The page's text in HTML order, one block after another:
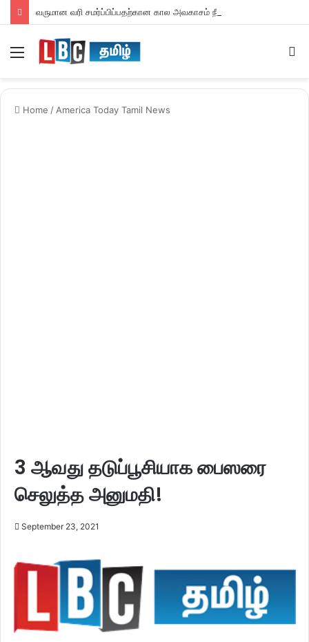
வருமான வரி சமர்ப்பிப்பதற்கான கால அவகாசம் நீடிப்பு
Home / America Today Tamil News
3 ஆவது தடுப்பூசியாக பைஸரை
செலுத்த அனுமதி!
September 23, 2021